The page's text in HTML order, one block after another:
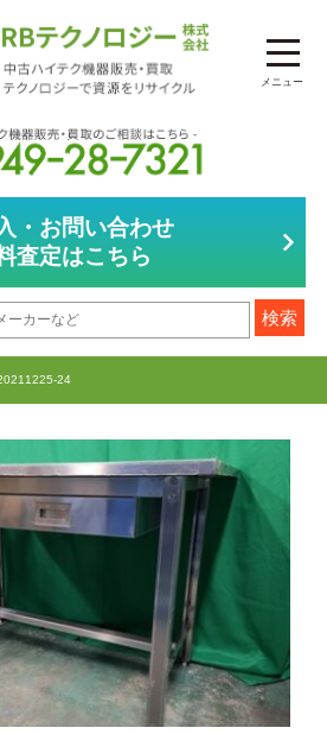
メニュー
・お問い合わせ
査定はこちら
24